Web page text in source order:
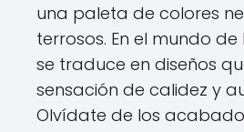
una paleta de colores
terrosos. En el mundo
se traduce en diseños
sensación de calidez y
Olvídate de los